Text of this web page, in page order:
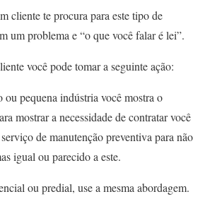
cliente te procura para este tipo de
um problema e “o que você falar é lei”.
você pode tomar a seguinte ação:
ou pequena indústria você mostra o
mostrar a necessidade de contratar você
de manutenção preventiva para não
igual ou parecido a este.
ou predial, use a mesma abordagem.